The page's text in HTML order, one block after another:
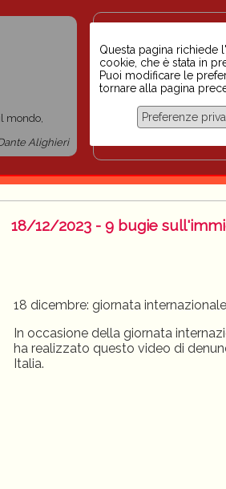
mondo,
Alighieri
razzismo
Home
Progetti per le
Coordinamento
Questa pagina
cookie, che è stata in
Puoi modificare le
tornare alla pagina
Preferenze
18/12/2023 - 9 bugie
18 dicembre: giornata
In occasione della giornata
ha realizzato questo video di
Italia.